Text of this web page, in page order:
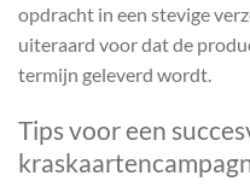
opdracht in een stevige
uiteraard voor dat de
termijn geleverd wordt.
Tips voor een